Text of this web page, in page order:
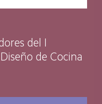
del I
de Cocina